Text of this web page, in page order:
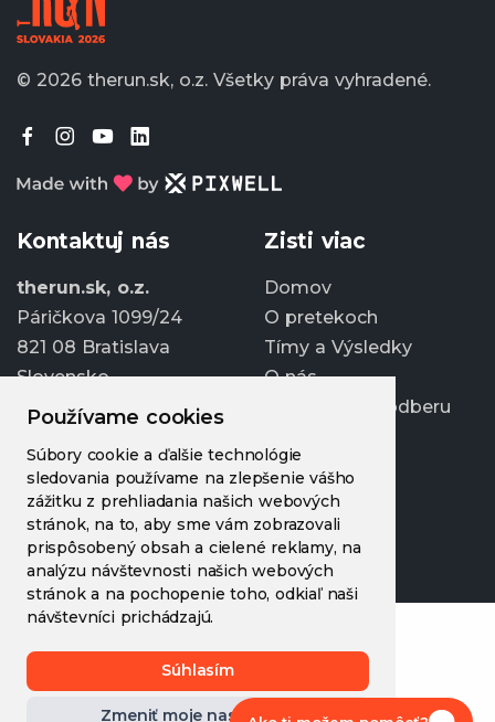
Používame cookies
Súbory cookie a ďalšie technológie
sledovania používame na zlepšenie vášho
zážitku z prehliadania našich webových
stránok, na to, aby sme vám zobrazovali
prispôsobený obsah a cielené reklamy, na
analýzu návštevnosti našich webových
stránok a na pochopenie toho, odkiaľ naši
návštevníci prichádzajú.
Súhlasím
Zmeniť moje nastavenia
© 2026 therun.sk, o.z. Všetky práva vyhradené.
Kontaktuj nás
therun.sk, o.z.
Páričkova 1099/24
821 08 Bratislava
Slovensko
info@therun.sk
+421 907 807 363
Upraviť cookies
Zisti viac
Domov
O pretekoch
Tímy a Výsledky
O nás
Prihlásiť sa k odberu